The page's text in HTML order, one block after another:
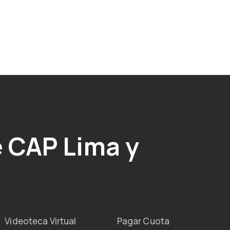
Lima y
Videoteca Virtual Pagar Cuota